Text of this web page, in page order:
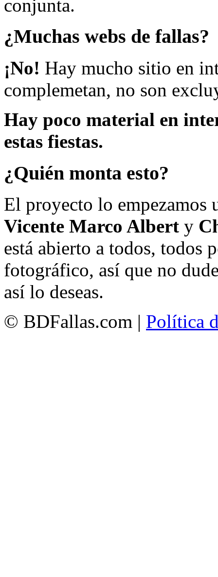
conjunta.
¿Muchas webs de fallas?
¡No! Hay mucho sitio en
complemetan, no son
Hay poco material en
estas fiestas.
¿Quién monta esto?
El proyecto lo empezamos
Vicente Marco Albert y
está abierto a todos, todos
fotográfico, así que no
así lo deseas.
© BDFallas.com | Política